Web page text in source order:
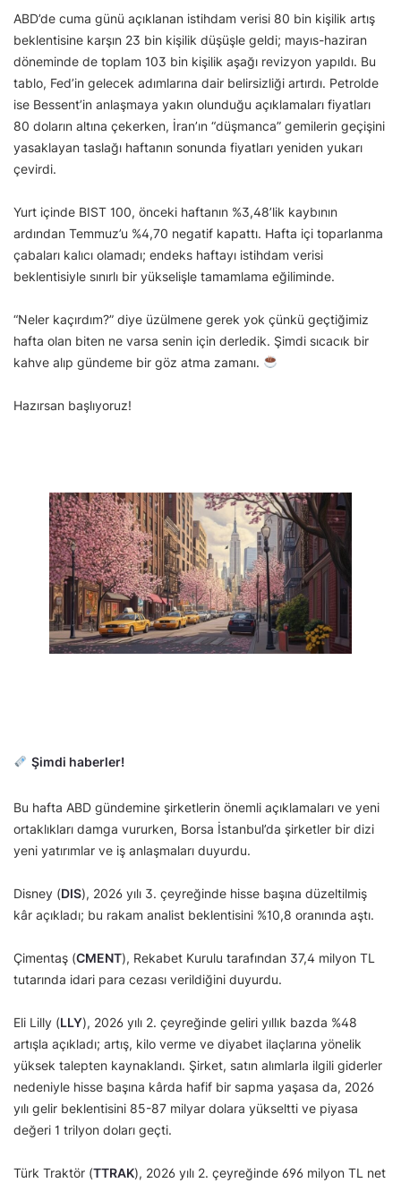
ABD’de cuma günü açıklanan istihdam verisi 80 bin kişilik artış
beklentisine karşın 23 bin kişilik düşüşle geldi; mayıs-haziran
döneminde de toplam 103 bin kişilik aşağı revizyon yapıldı. Bu
tablo, Fed’in gelecek adımlarına dair belirsizliği artırdı. Petrolde
ise Bessent’in anlaşmaya yakın olunduğu açıklamaları fiyatları
80 doların altına çekerken, İran’ın “düşmanca” gemilerin geçişini
yasaklayan taslağı haftanın sonunda fiyatları yeniden yukarı
çevirdi.
Yurt içinde BIST 100, önceki haftanın %3,48’lik kaybının
ardından Temmuz’u %4,70 negatif kapattı. Hafta içi toparlanma
çabaları kalıcı olamadı; endeks haftayı istihdam verisi
beklentisiyle sınırlı bir yükselişle tamamlama eğiliminde.
“Neler kaçırdım?” diye üzülmene gerek yok çünkü geçtiğimiz
hafta olan biten ne varsa senin için derledik. Şimdi sıcacık bir
kahve alıp gündeme bir göz atma zamanı.
Hazırsan başlıyoruz!
Şimdi haberler!
Bu hafta ABD gündemine şirketlerin önemli açıklamaları ve yeni
ortaklıkları damga vururken, Borsa İstanbul’da şirketler bir dizi
yeni yatırımlar ve iş anlaşmaları duyurdu.
Disney (DIS), 2026 yılı 3. çeyreğinde hisse başına düzeltilmiş
kâr açıkladı; bu rakam analist beklentisini %10,8 oranında aştı.
Çimentaş (CMENT), Rekabet Kurulu tarafından 37,4 milyon TL
tutarında idari para cezası verildiğini duyurdu.
Eli Lilly (LLY), 2026 yılı 2. çeyreğinde geliri yıllık bazda %48
artışla açıkladı; artış, kilo verme ve diyabet ilaçlarına yönelik
yüksek talepten kaynaklandı. Şirket, satın alımlarla ilgili giderler
nedeniyle hisse başına kârda hafif bir sapma yaşasa da, 2026
yılı gelir beklentisini 85-87 milyar dolara yükseltti ve piyasa
değeri 1 trilyon doları geçti.
Türk Traktör (TTRAK), 2026 yılı 2. çeyreğinde 696 milyon TL net